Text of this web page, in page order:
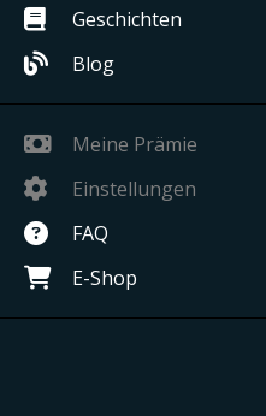
Geschichten
Blog
Meine Prämie
Einstellungen
FAQ
E-Shop